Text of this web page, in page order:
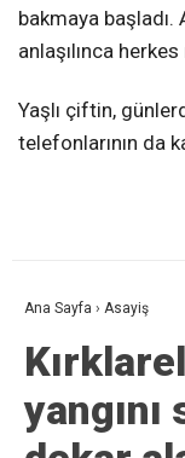
bakmaya başladı.
anlaşılınca
Yaşlı çiftin,
telefonlarının da
Ana Sayfa › Asayiş